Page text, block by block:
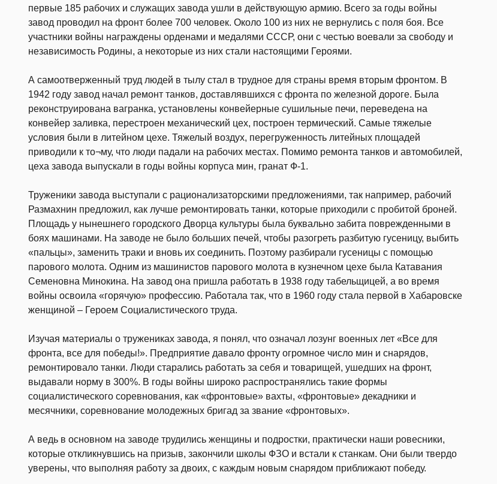
первые 185 рабочих и служащих завода ушли в действующую армию. Всего за годы войны
завод проводил на фронт более 700 человек. Около 100 из них не вернулись с поля боя. Все
участники войны награждены орденами и медалями СССР, они с честью воевали за свободу и
независимость Родины, а некоторые из них стали настоящими Героями.
А самоотверженный труд людей в тылу стал в трудное для страны время вторым фронтом. В
1942 году завод начал ремонт танков, доставлявшихся с фронта по железной дороге. Была
реконструирована вагранка, установлены конвейерные сушильные печи, переведена на
конвейер заливка, перестроен механический цех, построен термический. Самые тяжелые
условия были в литейном цехе. Тяжелый воздух, перегруженность литейных площадей
приводили к то¬му, что люди падали на рабочих местах. Помимо ремонта танков и автомобилей,
цеха завода выпускали в годы войны корпуса мин, гранат Ф-1.
Труженики завода выступали с рационализаторскими предложениями, так например, рабочий
Размахнин предложил, как лучше ремонтировать танки, которые приходили с пробитой броней.
Площадь у нынешнего городского Дворца культуры была буквально забита поврежденными в
боях машинами. На заводе не было больших печей, чтобы разогреть разбитую гусеницу, выбить
«пальцы», заменить траки и вновь их соединить. Поэтому разбирали гусеницы с помощью
парового молота. Одним из машинистов парового молота в кузнечном цехе была Катавания
Семеновна Минокина. На завод она пришла работать в 1938 году табельщицей, а во время
войны освоила «горячую» профессию. Работала так, что в 1960 году стала первой в Хабаровске
женщиной – Героем Социалистического труда.
Изучая материалы о тружениках завода, я понял, что означал лозунг военных лет «Все для
фронта, все для победы!». Предприятие давало фронту огромное число мин и снарядов,
ремонтировало танки. Люди старались работать за себя и товарищей, ушедших на фронт,
выдавали норму в 300%. В годы войны широко распространялись такие формы
социалистического соревнования, как «фронтовые» вахты, «фронтовые» декадники и
месячники, соревнование молодежных бригад за звание «фронтовых».
А ведь в основном на заводе трудились женщины и подростки, практически наши ровесники,
которые откликнувшись на призыв, закончили школы ФЗО и встали к станкам. Они были твердо
уверены, что выполняя работу за двоих, с каждым новым снарядом приближают победу.